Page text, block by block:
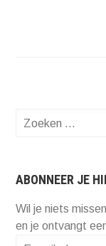
Zoeken
ABONNEER JE
Wil je niets
en je ontvangt
E-